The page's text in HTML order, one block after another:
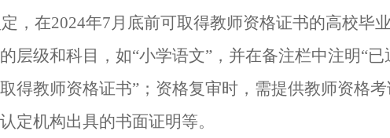
， 在2024年7月底前可取得教师资格证书的高校毕
层级和科目，如“小学语文” ，并在备注栏中注明“已
得教师资格证书” ； 资格复审时，需提供教师资格
定机构出具的书面证明等。